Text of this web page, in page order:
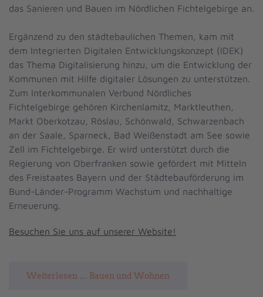
das Sanieren und Bauen im Nördlichen Fichtelgebirge an.
Ergänzend zu den städtebaulichen Themen, kam mit
dem Integrierten Digitalen Entwicklungskonzept (IDEK)
das Thema Digitalisierung hinzu, um die Entwicklung der
Kommunen mit Hilfe digitaler Lösungen zu unterstützen.
Zum Interkommunalen Verbund Nördliches
Fichtelgebirge gehören Kirchenlamitz, Marktleuthen,
Markt Oberkotzau, Röslau, Schönwald, Schwarzenbach
an der Saale, Sparneck, Bad Weißenstadt am See sowie
Zell im Fichtelgebirge. Er wird unterstützt durch die
Regierung von Oberfranken sowie gefördert mit Mitteln
des Freistaates Bayern und der Städtebauförderung im
Bund-Länder-Programm Wachstum und nachhaltige
Erneuerung.
Besuchen Sie uns auf unserer Website!
Weiterlesen … Bauen und Wohnen